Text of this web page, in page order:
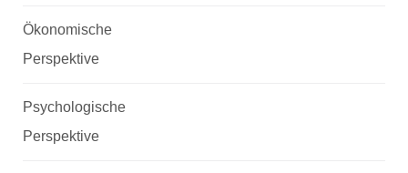
Ökonomische
Perspektive
Psychologische
Perspektive